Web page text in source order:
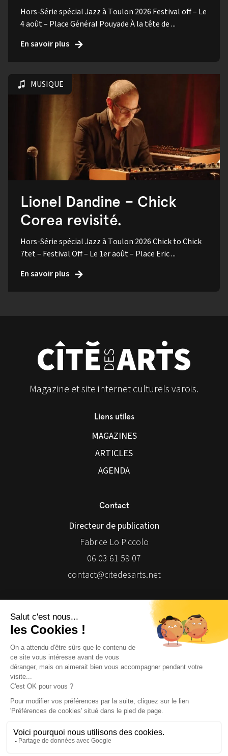
Hors-Série spécial Jazz à Toulon 2026 Festival off – Le
4 août – Place Général Pouyade À la tête de ...
En savoir plus
MUSIQUE
Lionel Dandine – Chick
Corea revisité.
Hors-Série spécial Jazz à Toulon 2026 Chick to Chick
7tet – Festival Off – Le 1er août – Place Eric ...
En savoir plus
Magazine et site internet culturels varois.
Liens utiles
MAGAZINES
ARTICLES
AGENDA
Contact
Directeur de publication
Fabrice Lo Piccolo
06 03 61 59 07
contact@citedesarts.net
© 2026 | Cité des Arts | Tous droits réservés